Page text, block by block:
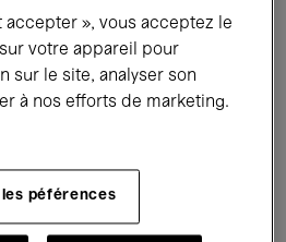
Films Performances
Jazz
accepter », vous acceptez le
votre appareil pour
sur le site, analyser son
à nos efforts de marketing.
péférences